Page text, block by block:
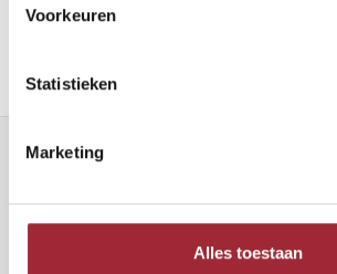
Voorkeuren
Statistieken
Marketing
Alles toestaan
Ontvang de laatste updates, nieuws en